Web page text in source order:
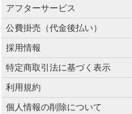
アフターサービス
公費掛売（代金後払い）
採用情報
特定商取引法に基づく表示
利用規約
個人情報の削除について